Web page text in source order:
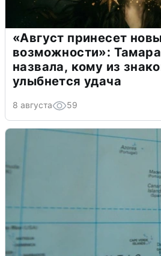
«Август принесет
возможности»:
назвала, кому из
улыбнется удача
8 августа 59